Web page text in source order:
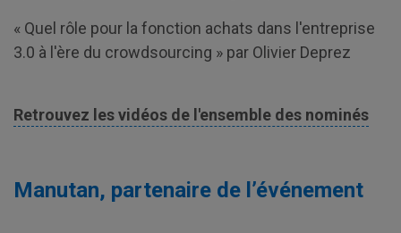
« Quel rôle pour la fonction achats dans l'entreprise
3.0 à l'ère du crowdsourcing » par Olivier Deprez
Retrouvez les vidéos de l'ensemble des nominés
Manutan, partenaire de l’événement